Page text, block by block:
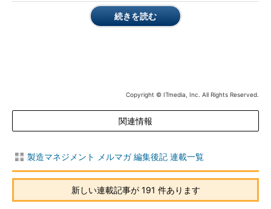
続きを読む
Copyright © ITmedia, Inc. All Rights Reserved.
関連情報
製造マネジメント メルマガ 編集後記 連載一覧
新しい連載記事が 191 件あります